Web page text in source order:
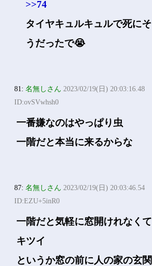
>>74
タイヤキュルキュルで死にそ
うだったで😭
81:名無しさん 2023/02/19(日) 20:03:16.48
ID:ovSVwhsh0
一番嫌なのはやっぱり虫
一階だと本当に来るからな
87:名無しさん 2023/02/19(日) 20:03:46.54
ID:EZU+5inR0
一階だと気軽に窓開けれなくて
キツイ
というか窓の前に人の家の玄関